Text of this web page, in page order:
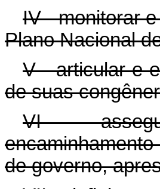
IV - monitorar
Plano Nacional
V - articular e
de suas
VI -
de governo,